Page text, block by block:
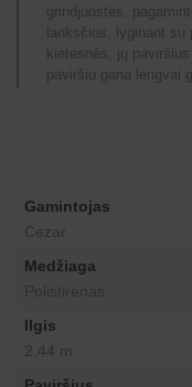
grindjuostės,
lanksčios, lyginant
kietesnės, jų
paviršiu gana lengvai
Gamintojas
Cezar
Medžiaga
Ilgis
2.44 m.